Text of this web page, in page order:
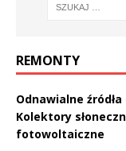
REMONTY
Odnawialne
Kolektory
fotowoltaiczne